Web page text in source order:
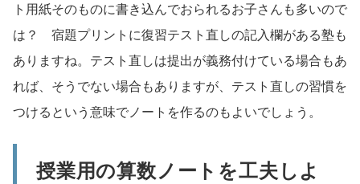
ト用紙そのものに書き込んでおられるお子さんも多いので
は？ 宿題プリントに復習テスト直しの記入欄がある塾も
ありますね。テスト直しは提出が義務付けている場合もあ
れば、そうでない場合もありますが、テスト直しの習慣を
つけるという意味でノートを作るのもよいでしょう。
授業用の算数ノートを工夫しよ